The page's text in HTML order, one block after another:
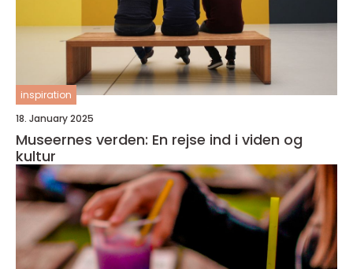
inspiration
18. January 2025
Museernes verden: En rejse ind i viden og
kultur